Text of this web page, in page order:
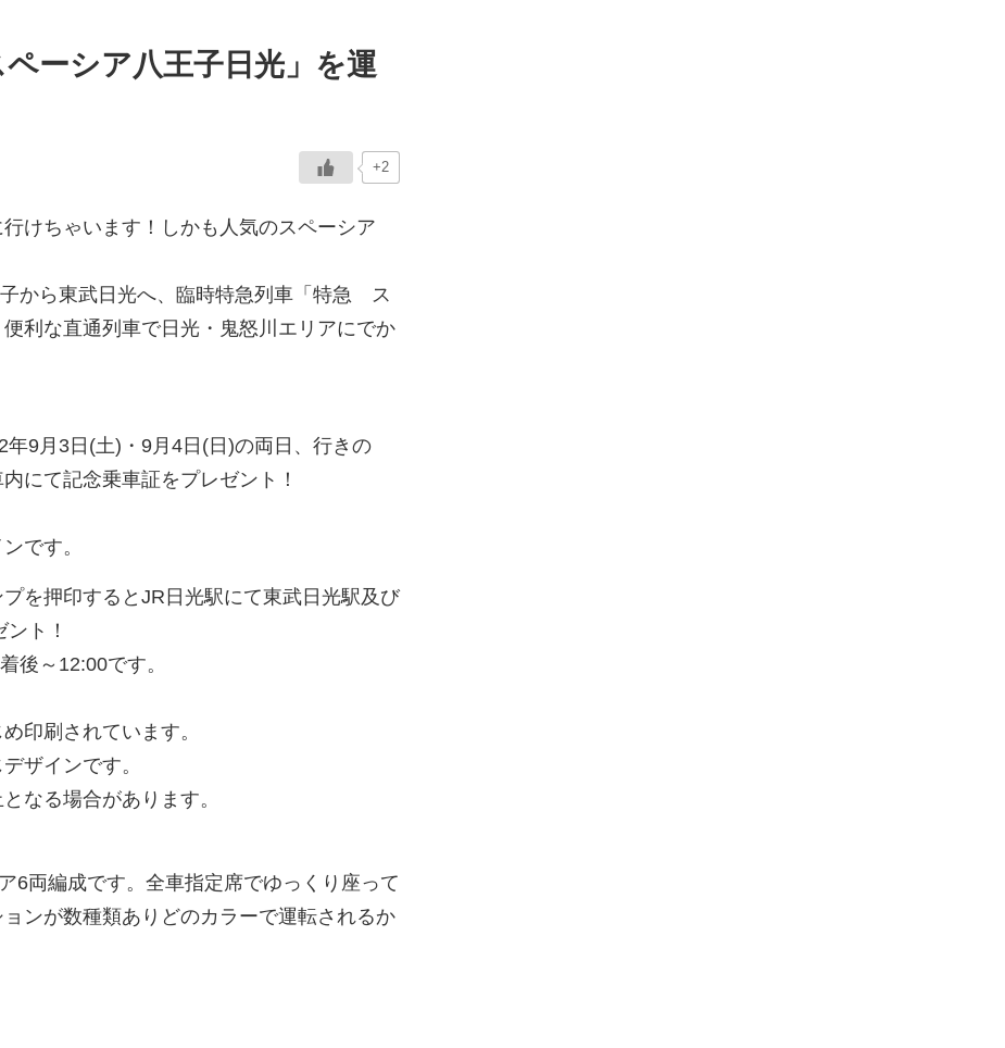
ーシア八王子日光」を運
+2
けちゃいます！しかも人気のスペーシア
から東武日光へ、臨時特急列車「特急 ス
利な直通列車で日光・鬼怒川エリアにでか
9月3日(土)・9月4日(日)の両日、行きの
にて記念乗車証をプレゼント！
です。
を押印すると JR 日光駅にて東武日光駅及び
ト！
後～ 12:00です。
印刷されています。
ザインです。
なる場合があります。
6両編成です。全車指定席でゆっくり座って
ンが数種類ありどのカラーで運転されるか